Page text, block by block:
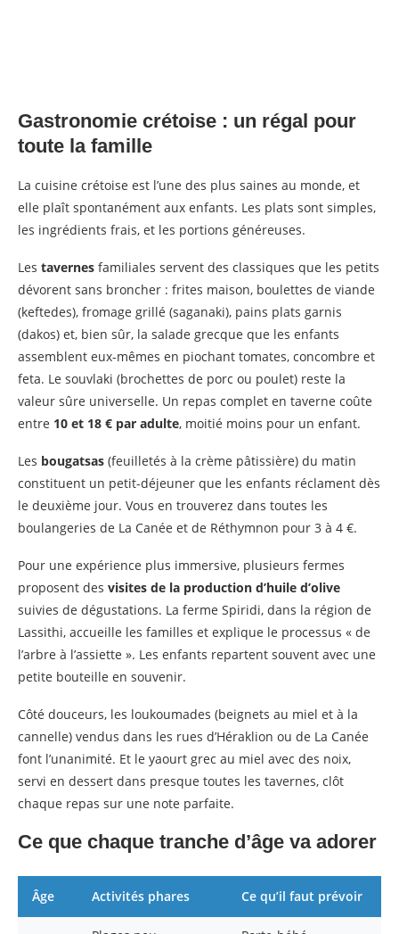
Gastronomie crétoise : un régal pour
toute la famille
La cuisine crétoise est l’une des plus saines au monde, et
elle plaît spontanément aux enfants. Les plats sont simples,
les ingrédients frais, et les portions généreuses.
Les tavernes familiales servent des classiques que les petits
dévorent sans broncher : frites maison, boulettes de viande
(keftedes), fromage grillé (saganaki), pains plats garnis
(dakos) et, bien sûr, la salade grecque que les enfants
assemblent eux-mêmes en piochant tomates, concombre et
feta. Le souvlaki (brochettes de porc ou poulet) reste la
valeur sûre universelle. Un repas complet en taverne coûte
entre 10 et 18 € par adulte, moitié moins pour un enfant.
Les bougatsas (feuilletés à la crème pâtissière) du matin
constituent un petit-déjeuner que les enfants réclament dès
le deuxième jour. Vous en trouverez dans toutes les
boulangeries de La Canée et de Réthymnon pour 3 à 4 €.
Pour une expérience plus immersive, plusieurs fermes
proposent des visites de la production d’huile d’olive
suivies de dégustations. La ferme Spiridi, dans la région de
Lassithi, accueille les familles et explique le processus « de
l’arbre à l’assiette ». Les enfants repartent souvent avec une
petite bouteille en souvenir.
Côté douceurs, les loukoumades (beignets au miel et à la
cannelle) vendus dans les rues d’Héraklion ou de La Canée
font l’unanimité. Et le yaourt grec au miel avec des noix,
servi en dessert dans presque toutes les tavernes, clôt
chaque repas sur une note parfaite.
Ce que chaque tranche d’âge va adorer
Âge Activités phares Ce qu’il faut prévoir